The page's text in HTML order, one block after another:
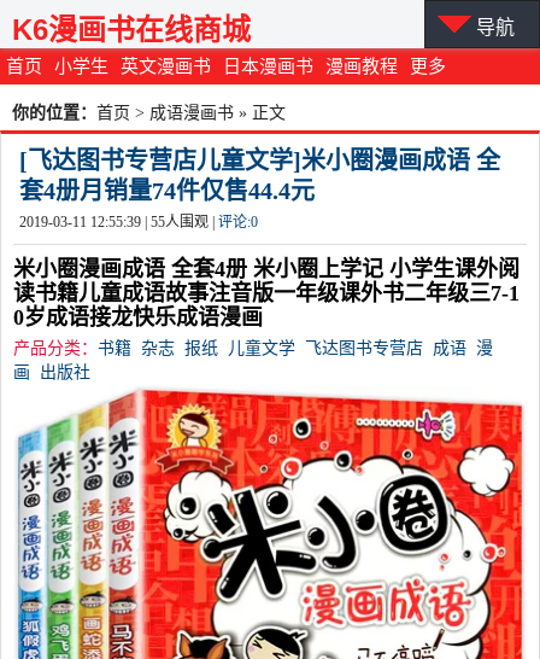
首页 小学生 英文漫画书 日本漫画书 漫画教程 更多
K6漫画书在线商城 导航
你的位置： 首页 > 成语漫画书 » 正文
[飞达图书专营店儿童文学]米小圈漫画成语 全
套4册月销量74件仅售44.4元
2019-03-11 12:55:39 | 55人围观 | 评论:0
米小圈漫画成语 全套4册 米小圈上学记 小学生课外阅
读书籍儿童成语故事注音版一年级课外书二年级三7-1
0岁成语接龙快乐成语漫画
产品分类： 书籍 杂志 报纸 儿童文学 飞达图书专营店 成语 漫
画
出版社